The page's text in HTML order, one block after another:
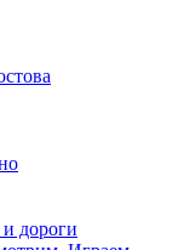
дороги